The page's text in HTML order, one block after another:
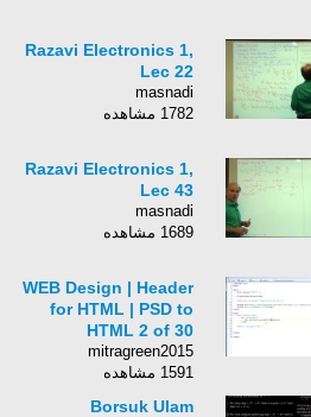
Razavi Electronics 1,
Lec 22
masnadi
1782 مشاهده
Razavi Electronics 1,
Lec 43
masnadi
1689 مشاهده
WEB Design | Header
for HTML | PSD to
HTML 2 of 30
mitragreen2015
1591 مشاهده
Borsuk Ulam